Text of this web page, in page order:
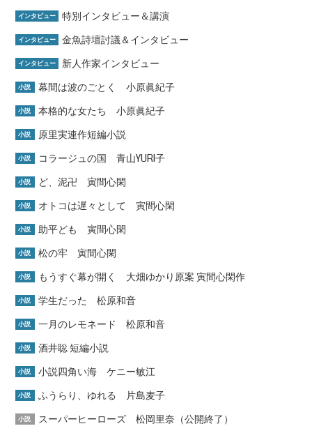
インタビュー 特別インタビュー＆講演
インタビュー 金魚詩壇討議＆インタビュー
インタビュー 新人作家インタビュー
小説 幕間は波のごとく 小原眞紀子
小説 本格的な女たち 小原眞紀子
小説 原里実連作短編小説
小説 コラージュの国 青山YURI子
小説 ど、泥卍 寅間心閑
小説 オトコは遅々として 寅間心閑
小説 助平ども 寅間心閑
小説 松の牢 寅間心閑
小説 もうすぐ幕が開く 大畑ゆかり原案 寅間心閑作
小説 学生だった 松原和音
小説 一月のレモネード 松原和音
小説 酒井聡 短編小説
小説 小説四角い海 ケニー敏江
小説 ふうらり、ゆれる 片島麦子
小説 スーパーヒーローズ 松岡里奈（公開終了）